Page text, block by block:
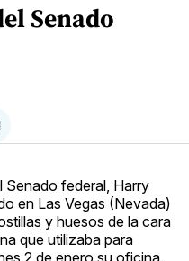
Senado
Senado federal, Harry
en Las Vegas (Nevada)
y huesos de la cara
que utilizaba para
2 de enero su oficina.